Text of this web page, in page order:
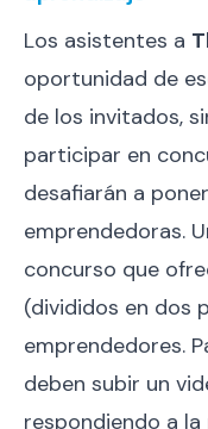
Los asistentes a
oportunidad de
de los invitados,
participar en
desafiarán a
emprendedoras.
concurso que
(divididos en dos
emprendedores.
deben subir un
respondiendo a